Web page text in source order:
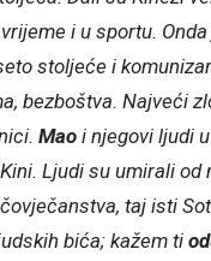
i u sportu.
stoljeće i
bezboštva. Najveći
Mao i njegovi ljudi
Ljudi su umirali od
taj isti
bića; kažem ti